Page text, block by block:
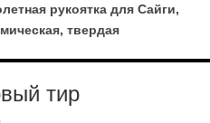
рукоятка для Сайги,
твердая
тир